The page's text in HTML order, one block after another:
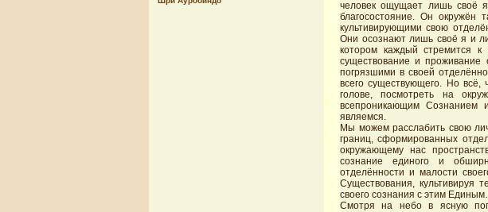
человек ощущает лишь своё
благосостояние. Он
культивирующими свою
Они осознают лишь своё я и
котором каждый стремится к
существование и
погрязшими в своей
всего существующего. Но всё,
голове, посмотреть на
всепроникающим Сознанием
являемся.
Мы можем расслабить свою
границ, сформированных
окружающему нас
сознание единого и
отделённости и малости
Существования, культивируя
своего сознания с этим
Смотря на небо в ясную